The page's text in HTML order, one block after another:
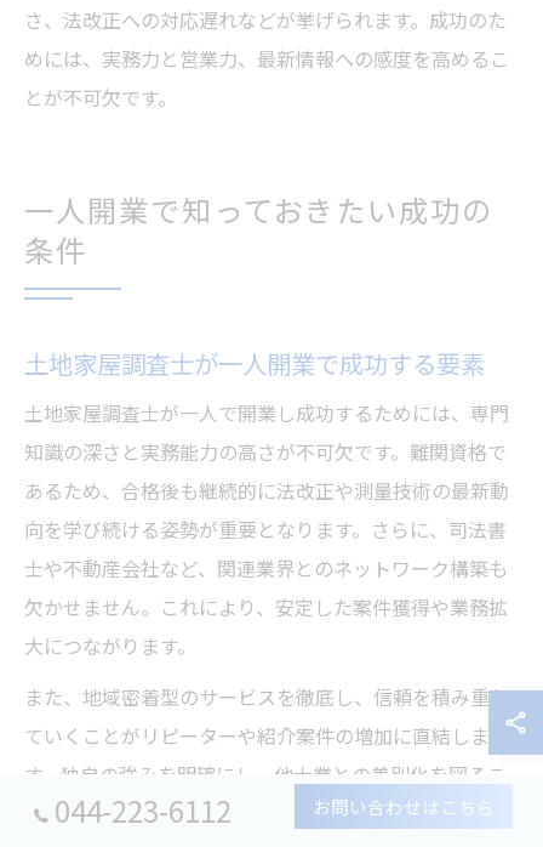
さ、法改正への対応遅れなどが挙げられます。成功のた
めには、実務力と営業力、最新情報への感度を高めるこ
とが不可欠です。
一人開業で知っておきたい成功の
条件
土地家屋調査士が一人開業で成功する要素
土地家屋調査士が一人で開業し成功するためには、専門
知識の深さと実務能力の高さが不可欠です。難関資格で
あるため、合格後も継続的に法改正や測量技術の最新動
向を学び続ける姿勢が重要となります。さらに、司法書
士や不動産会社など、関連業界とのネットワーク構築も
欠かせません。これにより、安定した案件獲得や業務拡
大につながります。
また、地域密着型のサービスを徹底し、信頼を積み重ね
ていくことがリピーターや紹介案件の増加に直結しま
す。独自の強みを明確にし、他士業との差別化を図るこ
とで、競争が激しい都市部でも顧客を確保しやすくなる
044-223-6112 お問い合わせはこちら